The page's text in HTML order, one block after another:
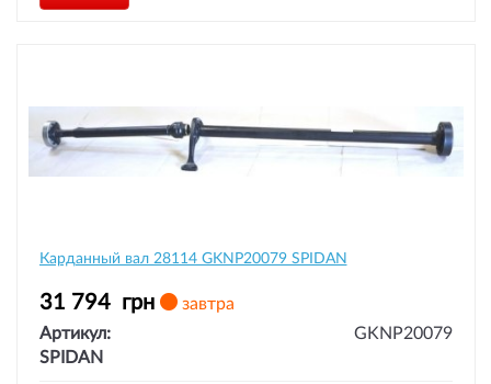
Карданный вал 28114 GKNP20079 SPIDAN
31 794 грн
завтра
Артикул:
GKNP20079
SPIDAN